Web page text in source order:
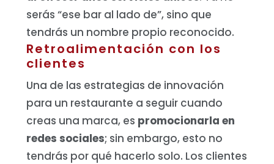
serás “ese bar al lado de”, sino que
tendrás un nombre propio reconocido.
Retroalimentación con los
clientes
Una de las estrategias de innovación
para un restaurante a seguir cuando
creas una marca, es promocionarla en
redes sociales; sin embargo, esto no
tendrás por qué hacerlo solo. Los clientes